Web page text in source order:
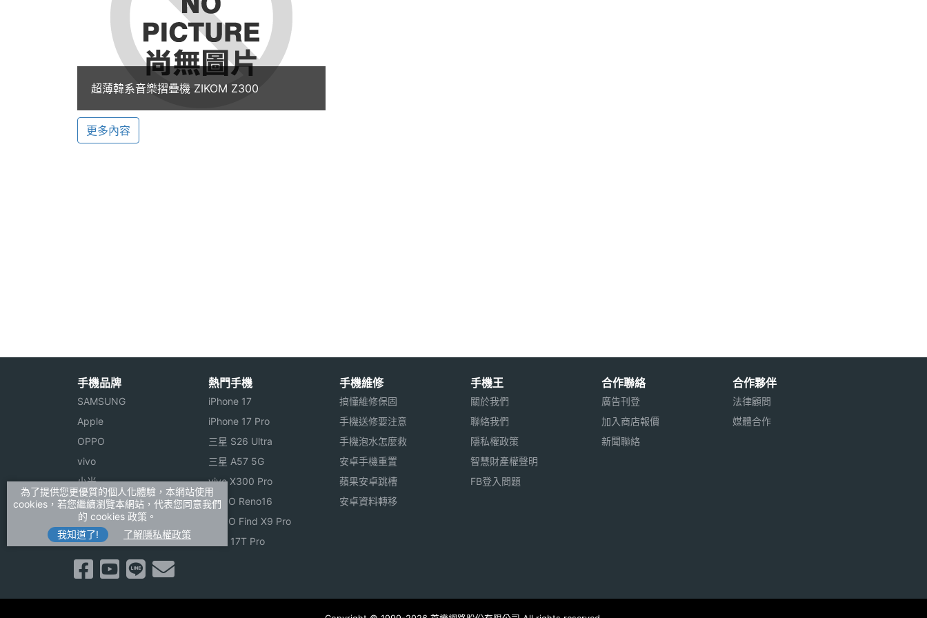
◎ 支援 GPRS、Class 12
◎ 支援 WAP 2.0
◎ 支援 SMS/EMS/MMS 簡訊
◎ 支援鈴聲 midi、amr、imelody、mp3、wav 等格式
※本文為 SOGI 手機王版權所有，未經授權不得轉載使用※
硬體效能
ROM儲存空間 64 MB
記憶卡
機身重量 77 g(公克)
傳輸埠 USB
操作介面 五方向導航鍵
機身設計 吊飾孔, 折疊式, 隱藏式天線, 雙螢幕
多媒體資訊
超薄韓系音樂摺疊機 ZIKOM Z300
更多內容
手機品牌
SAMSUNG
Apple
OPPO
vivo
小米
ASUS
Sony
realme
熱門手機
iPhone 17
iPhone 17 Pro
三星 S26 Ultra
三星 A57 5G
vivo X300 Pro
OPPO Reno16
OPPO Find X9 Pro
小米 17T Pro
手機維修
搞懂維修保固
手機送修要注意
手機泡水怎麼救
安卓手機重置
蘋果安卓跳槽
安卓資料轉移
手機王
關於我們
聯絡我們
隱私權政策
智慧財產權聲明
FB登入問題
合作聯絡
廣告刊登
加入商店報價
新聞聯絡
合作夥伴
法律顧問
媒體合作
為了提供您更優質的個人化體驗，本網站使用
cookies，若您繼續瀏覽本網站，代表您同意我們
的 cookies 政策。
我知道了!
了解隱私權政策